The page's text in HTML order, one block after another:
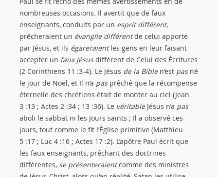
nombreuses occasions. Il avertit que de faux
enseignants, conduits par un esprit différent,
prêcheraient un évangile différentde celui apporté
par Jésus, et ils égareraientles gens en leur faisant
accepter un faux Jésusdifférent de Celui des Écritures
(2 Corinthiens 11 :3-4). Le Jésus de la Biblen’est pasné
le jour de Noël, et Il n’a pasprêché que la récompense
éternelle des chrétiens était de monter au ciel (Jean
3 :13 ; Actes 2 :34 ; 13 :36). Le véritableJésus n’a pas
aboli le sabbat ni les Jours saints ; Il a observé ces
jours, tout comme le fit l’Église primitive (Matthieu
5 :17 ; Luc 4 :16 ; Actes 17 :2). L’apôtre Paul écrit que
les faux enseignants, prêchant des doctrines
différentes, se présenteraientcomme des ministres